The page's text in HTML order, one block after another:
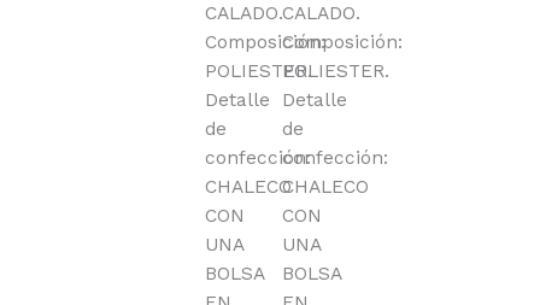
CALADO.
Composición:
POLIESTER.
Detalle
de
confección:
CHALECO
CON
UNA
BOLSA
CALADO.
Composición:
POLIESTER.
Detalle
de
confección:
CHALECO
CON
UNA
BOLSA